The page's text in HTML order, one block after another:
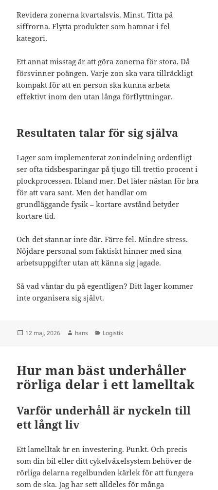
Revidera zonerna kvartalsvis. Minst. Titta på
siffrorna. Flytta produkter som hamnat i fel
kategori.
Ett annat misstag är att göra zonerna för stora. Då
försvinner poängen. Varje zon ska vara tillräckligt
kompakt för att en person ska kunna arbeta
effektivt inom den utan långa förflyttningar.
Resultaten talar för sig själva
Lager som implementerat zonindelning ordentligt
ser ofta tidsbesparingar på tjugo till trettio procent i
plockprocessen. Ibland mer. Det låter nästan för bra
för att vara sant. Men det handlar om
grundläggande fysik – kortare avstånd betyder
kortare tid.
Och det stannar inte där. Färre fel. Mindre stress.
Nöjdare personal som faktiskt hinner med sina
arbetsuppgifter utan att känna sig jagade.
Så vad väntar du på egentligen? Ditt lager kommer
inte organisera sig självt.
Postat
12 maj, 2026 Författare
hans Kategorier
Logistik
Hur man bäst underhåller
rörliga delar i ett lamelltak
Varför underhåll är nyckeln till
ett långt liv
Ett lamelltak är en investering. Punkt. Och precis
som din bil eller ditt cykelväxelsystem behöver de
rörliga delarna regelbunden kärlek för att fungera
som de ska. Jag har sett alldeles för många